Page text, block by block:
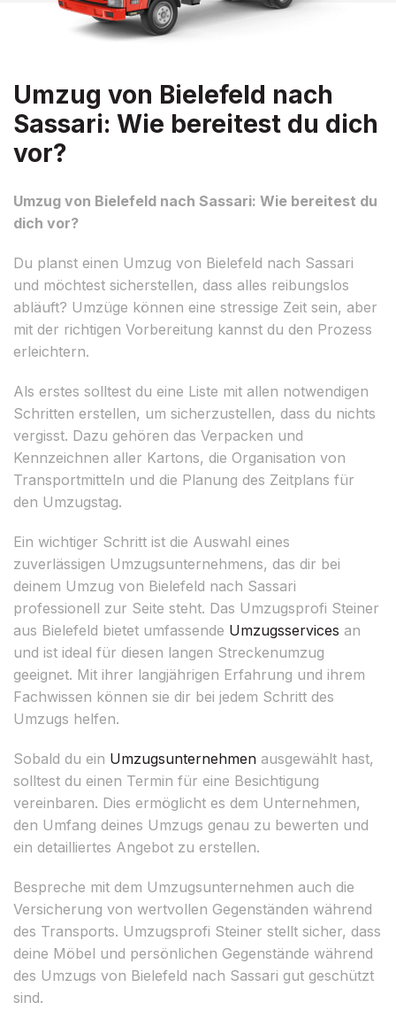
Umzug von Bielefeld nach
Sassari: Wie bereitest du dich
vor?
Umzug von Bielefeld nach Sassari: Wie bereitest du
dich vor?
Du planst einen Umzug von Bielefeld nach Sassari
und möchtest sicherstellen, dass alles reibungslos
abläuft? Umzüge können eine stressige Zeit sein, aber
mit der richtigen Vorbereitung kannst du den Prozess
erleichtern.
Als erstes solltest du eine Liste mit allen notwendigen
Schritten erstellen, um sicherzustellen, dass du nichts
vergisst. Dazu gehören das Verpacken und
Kennzeichnen aller Kartons, die Organisation von
Transportmitteln und die Planung des Zeitplans für
den Umzugstag.
Ein wichtiger Schritt ist die Auswahl eines
zuverlässigen Umzugsunternehmens, das dir bei
deinem Umzug von Bielefeld nach Sassari
professionell zur Seite steht. Das Umzugsprofi Steiner
aus Bielefeld bietet umfassende Umzugsservices an
und ist ideal für diesen langen Streckenumzug
geeignet. Mit ihrer langjährigen Erfahrung und ihrem
Fachwissen können sie dir bei jedem Schritt des
Umzugs helfen.
Sobald du ein Umzugsunternehmen ausgewählt hast,
solltest du einen Termin für eine Besichtigung
vereinbaren. Dies ermöglicht es dem Unternehmen,
den Umfang deines Umzugs genau zu bewerten und
ein detailliertes Angebot zu erstellen.
Bespreche mit dem Umzugsunternehmen auch die
Versicherung von wertvollen Gegenständen während
des Transports. Umzugsprofi Steiner stellt sicher, dass
deine Möbel und persönlichen Gegenstände während
des Umzugs von Bielefeld nach Sassari gut geschützt
sind.